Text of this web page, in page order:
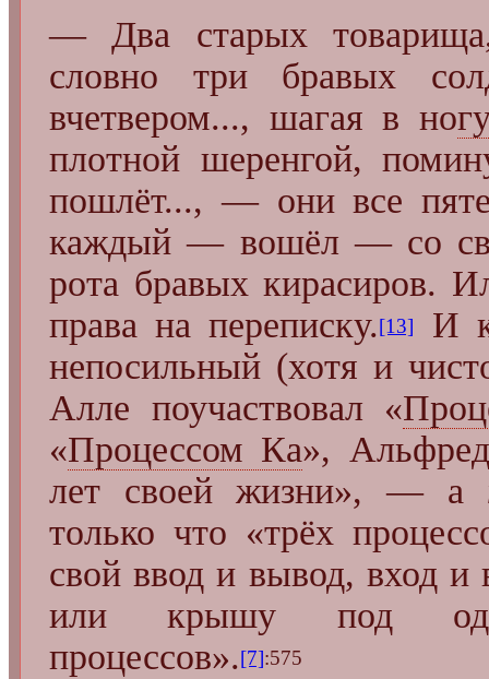
— Два старых
словно три бравых
вчетвером..., шагая в но
плотной шеренгой,
пошлёт..., — они все
каждый — вошёл — со
рота бравых кирасиров.
права на переписку.[13]
И
непосильный (хотя и
Алле поучаствовал «
«Процессом Ка»,
лет своей жизни», — а
только что «трёх
свой ввод и вывод, вход и
или крышу под
процессов».[7]:575